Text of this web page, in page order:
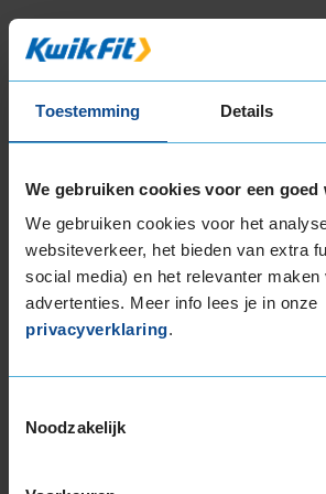
Toestemming Details
We gebruiken cookies voor een goed
We gebruiken cookies voor het
websiteverkeer, het bieden van extra
social media) en het relevanter maken
advertenties. Meer info lees je in onze
privacyverklaring.
Noodzakelijk
Montage Veilig &